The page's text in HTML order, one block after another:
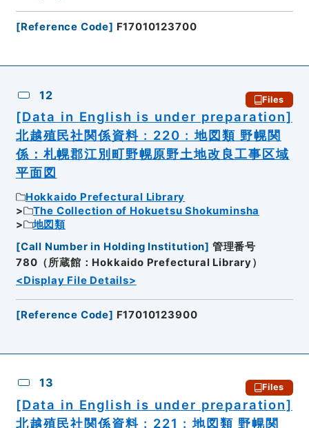
[Reference Code] F17010123700
12 Files
[Data in English is under preparation]
北越殖民社関係資料 : 220 : 地図類 野幌関
係：札幌郡江別町野幌原野土地改良工事区域
平面図
Hokkaido Prefectural Library
The Collection of Hokuetsu Shokuminsha
地図類
[Call Number in Holding Institution] 管理番号
780（所蔵館：Hokkaido Prefectural Library）
<Display File Details>
[Reference Code] F17010123900
13 Files
[Data in English is under preparation]
北越殖民社関係資料 : 221 : 地図類 野幌関